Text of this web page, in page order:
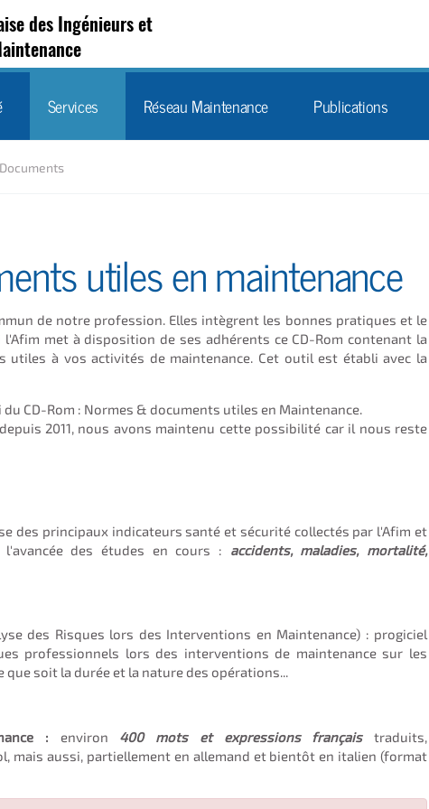
des Ingénieurs et
Services Réseau Maintenance Publications
utiles en maintenance
de notre profession. Elles intègrent les bonnes pratiques et le
met à disposition de ses adhérents ce CD-Rom contenant la
utiles à vos activités de maintenance. Cet outil est établi avec la
CD-Rom : Normes & documents utiles en Maintenance.
2011, nous avons maintenu cette possibilité car il nous reste
des principaux indicateurs santé et sécurité collectés par l'Afim et
des études en cours : accidents, maladies, mortalité,
des Risques lors des Interventions en Maintenance) : progiciel
professionnels lors des interventions de maintenance sur les
soit la durée et la nature des opérations...
: environ 400 mots et expressions françaistraduits,
mais aussi, partiellement en allemand et bientôt en italien (format